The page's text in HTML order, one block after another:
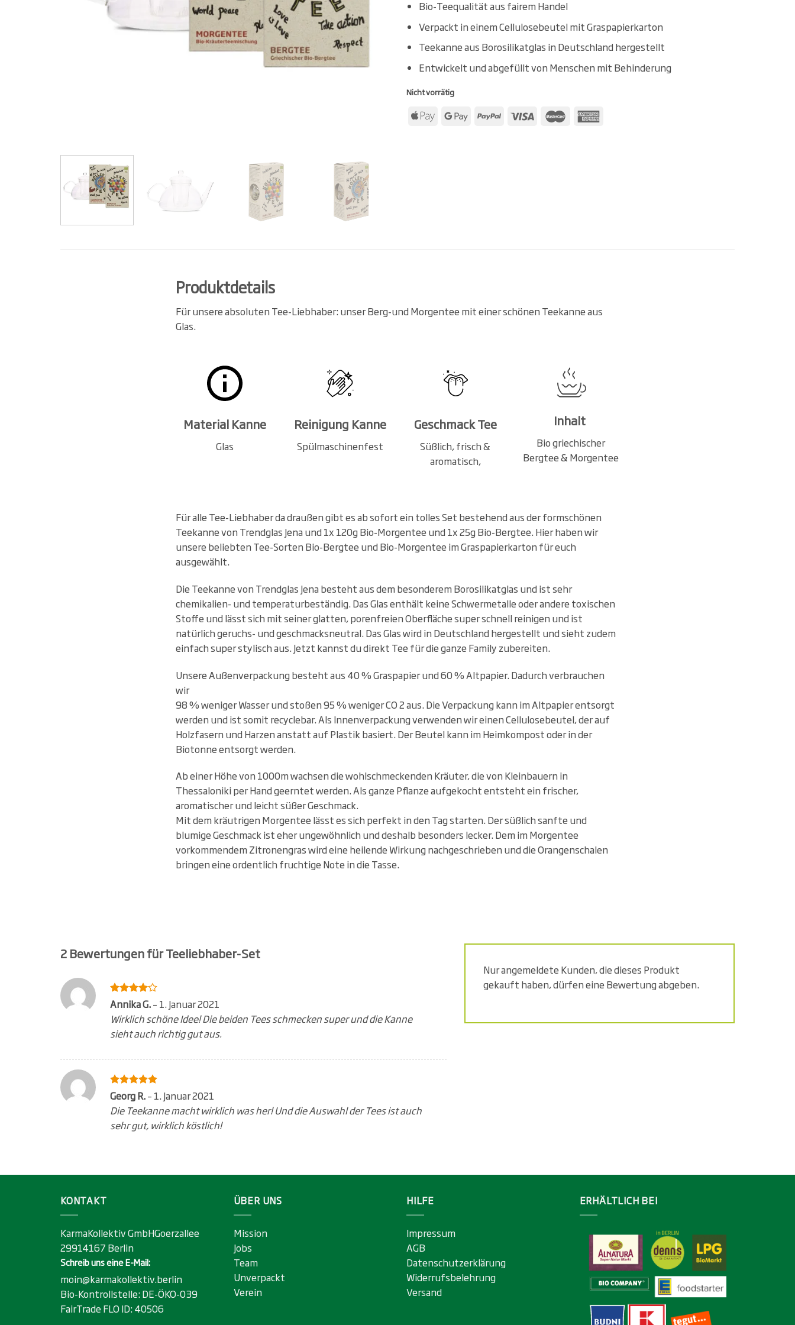
Bio-Teequalität aus fairem Handel
Verpackt in einem Cellulosebeutel mit Graspapierkarton
Teekanne aus Borosilikatglas in Deutschland hergestellt
Entwickelt und abgefüllt von Menschen mit Behinderung
Nicht vorrätig
Produktdetails
Für unsere absoluten Tee-Liebhaber: unser Berg-und Morgentee mit einer schönen Teekanne aus
Glas.
Material Kanne
Glas
Reinigung Kanne
Spülmaschinenfest
Geschmack Tee
Süßlich, frisch &
aromatisch,
Inhalt
Bio griechischer
Bergtee & Morgentee
Für alle Tee-Liebhaber da draußen gibt es ab sofort ein tolles Set bestehend aus der formschönen
Teekanne von Trendglas Jena und 1x 120g Bio-Morgentee und 1x 25g Bio-Bergtee. Hier haben wir
unsere beliebten Tee-Sorten Bio-Bergtee und Bio-Morgentee im Graspapierkarton für euch
ausgewählt.
Die Teekanne von Trendglas Jena besteht aus dem besonderem Borosilikatglas und ist sehr
chemikalien- und temperaturbeständig. Das Glas enthält keine Schwermetalle oder andere toxischen
Stoffe und lässt sich mit seiner glatten, porenfreien Oberfläche super schnell reinigen und ist
natürlich geruchs- und geschmacksneutral. Das Glas wird in Deutschland hergestellt und sieht zudem
einfach super stylisch aus. Jetzt kannst du direkt Tee für die ganze Family zubereiten.
Unsere Außenverpackung besteht aus 40 % Graspapier und 60 % Altpapier. Dadurch verbrauchen
wir
98 % weniger Wasser und stoßen 95 % weniger CO 2 aus. Die Verpackung kann im Altpapier entsorgt
werden und ist somit recyclebar. Als Innenverpackung verwenden wir einen Cellulosebeutel, der auf
Holzfasern und Harzen anstatt auf Plastik basiert. Der Beutel kann im Heimkompost oder in der
Biotonne entsorgt werden.
Ab einer Höhe von 1000m wachsen die wohlschmeckenden Kräuter, die von Kleinbauern in
Thessaloniki per Hand geerntet werden. Als ganze Pflanze aufgekocht entsteht ein frischer,
aromatischer und leicht süßer Geschmack.
Mit dem kräutrigen Morgentee lässt es sich perfekt in den Tag starten. Der süßlich sanfte und
blumige Geschmack ist eher ungewöhnlich und deshalb besonders lecker. Dem im Morgentee
vorkommendem Zitronengras wird eine heilende Wirkung nachgeschrieben und die Orangenschalen
bringen eine ordentlich fruchtige Note in die Tasse.
2 Bewertungen fürTeeliebhaber-Set
Bewertet
mit4
von 5
Annika G.– 1. Januar 2021
Wirklich schöne Idee! Die beiden Tees schmecken super und die Kanne
sieht auch richtig gut aus.
Bewertet
mit5von
5
Georg R.– 1. Januar 2021
Die Teekanne macht wirklich was her! Und die Auswahl der Tees ist auch
sehr gut, wirklich köstlich!
Nur angemeldete Kunden, die dieses Produkt
gekauft haben, dürfen eine Bewertung abgeben.
KONTAKT
KarmaKollektiv GmbHGoerzallee
29914167 Berlin
Schreib uns eine E-Mail:
moin@karmakollektiv.berlin
Bio-Kontrollstelle:DE-ÖKO-039
FairTrade FLO ID:40506
ÜBER UNS
Mission
Jobs
Team
Unverpackt
Verein
HILFE
Impressum
AGB
Datenschutzerklärung
Widerrufsbelehrung
Versand
ERHÄLTLICH BEI